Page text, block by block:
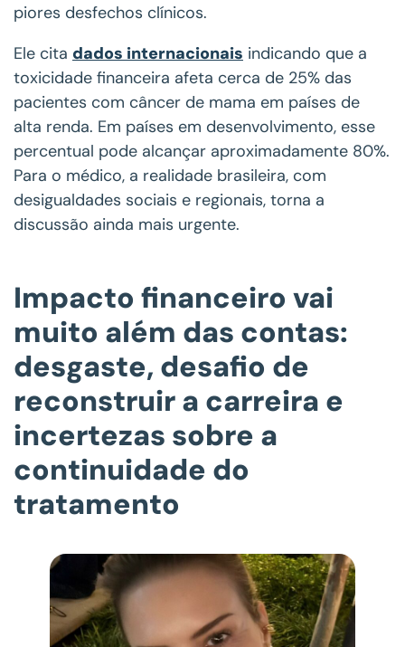
piores desfechos clínicos.
Ele cita dados internacionais indicando que a
toxicidade financeira afeta cerca de 25% das
pacientes com câncer de mama em países de
alta renda. Em países em desenvolvimento, esse
percentual pode alcançar aproximadamente 80%.
Para o médico, a realidade brasileira, com
desigualdades sociais e regionais, torna a
discussão ainda mais urgente.
Impacto financeiro vai
muito além das contas:
desgaste, desafio de
reconstruir a carreira e
incertezas sobre a
continuidade do
tratamento